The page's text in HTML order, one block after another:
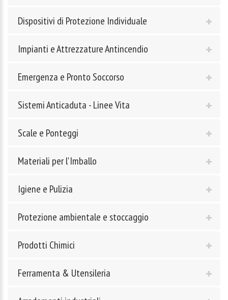
Dispositivi di Protezione Individuale
Impianti e Attrezzature Antincendio
Emergenza e Pronto Soccorso
Sistemi Anticaduta - Linee Vita
Scale e Ponteggi
Materiali per l'Imballo
Igiene e Pulizia
Protezione ambientale e stoccaggio
Prodotti Chimici
Ferramenta & Utensileria